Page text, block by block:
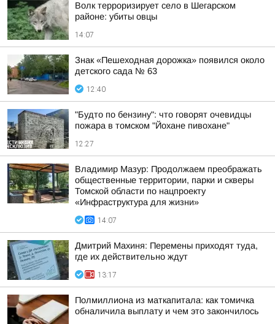
Волк терроризирует село в Шегарском
районе: убиты овцы
14:07
Знак «Пешеходная дорожка» появился около
детского сада № 63
12:40
"Будто по бензину": что говорят очевидцы
пожара в томском "Йохане пивохане"
12:27
Владимир Мазур: Продолжаем преображать
общественные территории, парки и скверы
Томской области по нацпроекту
«Инфраструктура для жизни»
14:07
Дмитрий Махиня: Перемены приходят туда,
где их действительно ждут
13:17
Полмиллиона из маткапитала: как томичка
обналичила выплату и чем это закончилось